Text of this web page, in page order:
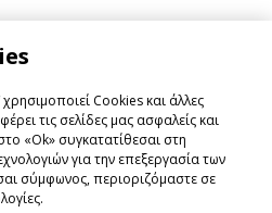
απόGeeSmo - Internet
Cookies και άλλες
τις σελίδες μας ασφαλείς και
«Ok» συγκατατίθεσαι στη
για την επεξεργασία των
σύμφωνος, περιοριζόμαστε σε